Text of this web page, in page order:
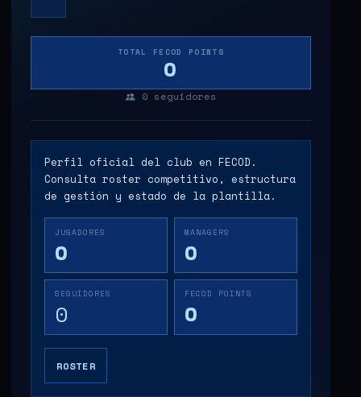
TOTAL FECOD POINTS
0
0 seguidores
Perfil oficial del club en FECOD.
Consulta roster competitivo, estructura
de gestión y estado de la plantilla.
JUGADORES
0
MANAGERS
0
SEGUIDORES
0
FECOD POINTS
0
ROSTER